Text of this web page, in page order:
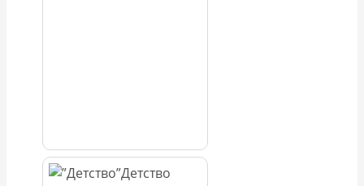
Детство